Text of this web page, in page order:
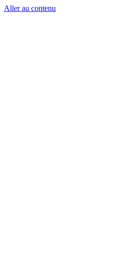
Aller au contenu